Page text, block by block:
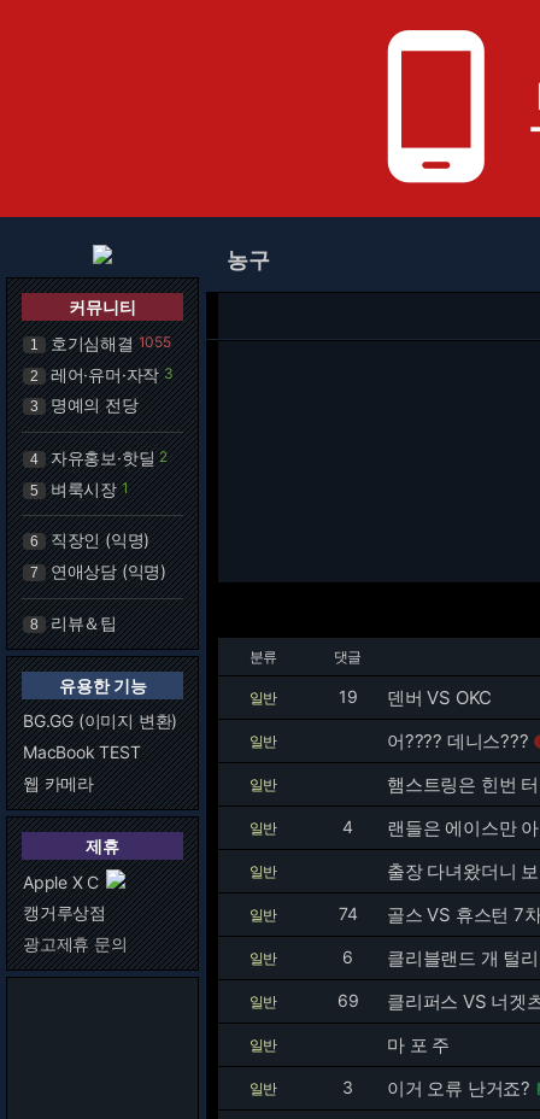
phone_android
커뮤니티
1 호기심해결 1055
2 레어·유머·자작 3
3 명예의 전당
4 자유홍보·핫딜 2
5 벼룩시장 1
6 직장인 (익명)
7 연애상담 (익명)
8 리뷰＆팁
유용한 기능
BG.GG (이미지 변환)
MacBook TEST
웹 카메라
제휴
Apple X C
캥거루상점
광고제휴 문의
농구
분류 댓글
일반 19 덴버 VS OKC
일반 어???? 데니스???
일반 햄스트링은 힌번
일반 4 랜들은 에이스만
일반 출장 다녀왔더니
일반 74 골스 VS 휴스턴 7
일반 6 클리블랜드 개 털
일반 69 클리퍼스 VS 너겟
일반 마 포 주
일반 3 이거 오류 난거죠?